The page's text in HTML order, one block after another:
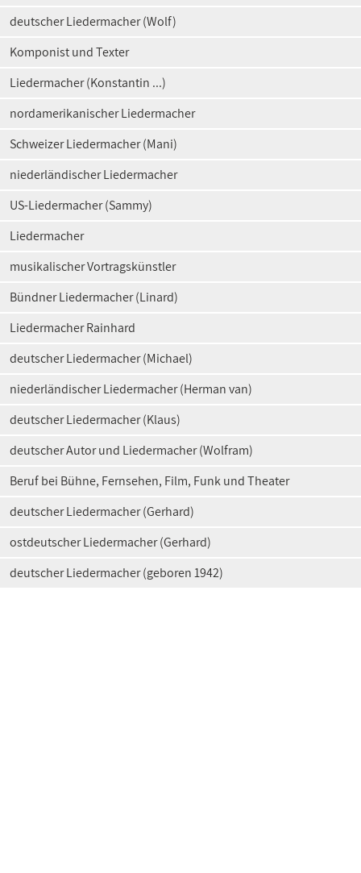
deutscher Liedermacher (Wolf)
Komponist und Texter
Liedermacher (Konstantin ...)
nordamerikanischer Liedermacher
Schweizer Liedermacher (Mani)
niederländischer Liedermacher
US-Liedermacher (Sammy)
Liedermacher
musikalischer Vortragskünstler
Bündner Liedermacher (Linard)
Liedermacher Rainhard
deutscher Liedermacher (Michael)
niederländischer Liedermacher (Herman van)
deutscher Liedermacher (Klaus)
deutscher Autor und Liedermacher (Wolfram)
Beruf bei Bühne, Fernsehen, Film, Funk und Theater
deutscher Liedermacher (Gerhard)
ostdeutscher Liedermacher (Gerhard)
deutscher Liedermacher (geboren 1942)